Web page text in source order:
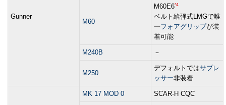
Gunner
M60
M60E6*4
ベルト給弾式LMGで唯
一フォアグリップが装
着可能
M240B －
M250
デフォルトではサプレ
ッサー非装着
MK 17 MOD 0 SCAR-H CQC